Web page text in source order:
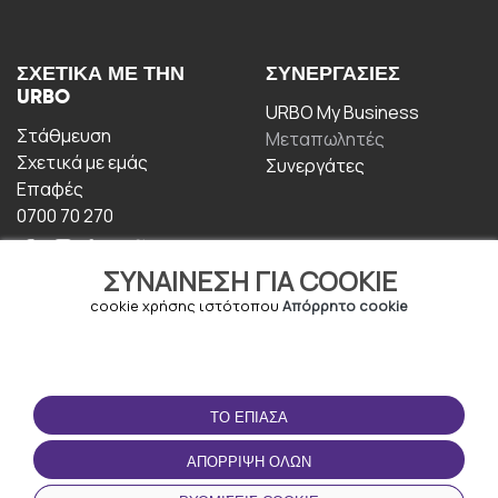
ΣΥΝΑΊΝΕΣΗ ΓΙΑ COOKIE
cookie χρήσης ιστότοπου Απόρρητο cookie
ΤΟ ΈΠΙΑΣΑ
ΑΠΌΡΡΙΨΗ ΌΛΩΝ
ΣΧΕΤΙΚΆ ΜΕ ΤΗΝ
URBO
Στάθμευση
Σχετικά με εμάς
Επαφές
0700 70 270
ΣΥΝΕΡΓΑΣΊΕΣ
URBO My Business
Μεταπωλητές
Συνεργάτες
ΟΡΟΙ ΧΡΉΣΗΣ
Οροι και Προϋποθέσεις
Πολιτική απορρήτου
ΚΑΤΕΒΆΣΤΕ ΤΗΝ
ΕΦΑΡΜΟΓΉ